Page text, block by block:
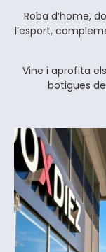
Roba d’home,
l’esport,
Vine i aprofita
botigues